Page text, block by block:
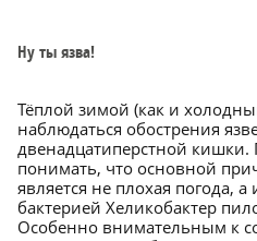
Ну ты язва!
Тёплой зимой (как и
наблюдаться обострения
двенадцатиперстной
понимать, что основной
является не плохая погода,
бактерией Хеликобактер
Особенно внимательным к